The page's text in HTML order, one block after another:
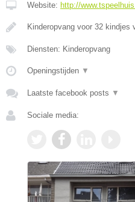
Website: http://
Kinderopvang voor 32 kindjes
Diensten: Kinderopvang
Openingstijden ▼
Laatste facebook posts ▼
Sociale media: